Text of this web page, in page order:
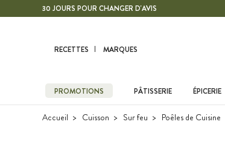
Contenu principal30 JOURS POUR CHANGER D'AVIS
RECETTES MARQUES
PROMOTIONS PÂTISSERIE ÉPICERIE
Accueil Cuisson Sur feu Poêles de Cuisine